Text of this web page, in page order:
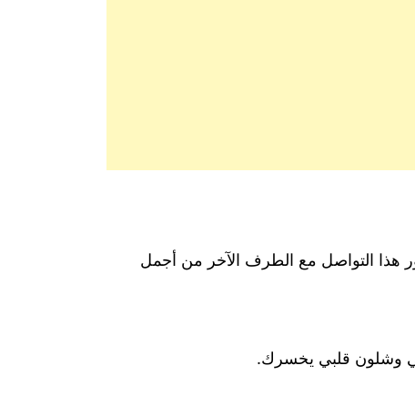
التواصل مع الطرف الآخر من أجمل
وشلون قلبي يخسرك.